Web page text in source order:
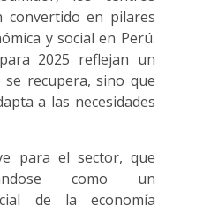
convertido en pilares
y social en Perú.
2025 reflejan un
recupera, sino que
a las necesidades
para el sector, que
como un
de la economía